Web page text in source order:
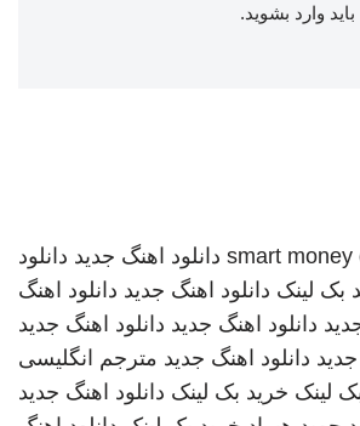
وارد بشوید.
smart money دانلود اهنگ جدید دانلود
بک لینک دانلود اهنگ جدید دانلود اهنگ
دانلود اهنگ جدید دانلود اهنگ جدید
دانلود اهنگ جدید مترجم انگلیسی
لینک خرید بک لینک دانلود اهنگ جدید